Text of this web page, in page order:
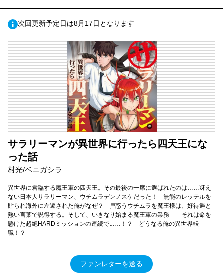
次回更新予定日は8月17日となります
サラリーマンが異世界に行ったら四天王にな
った話
村光/ベニガシラ
異世界に君臨する魔王軍の四天王。その最後の一席に選ばれたのは……冴え
ない日本人サラリーマン、ウチムラデンノスケだった！ 無能のレッテルを
貼られ海外に左遷された俺がなぜ？ 戸惑うウチムラを魔王様は、好待遇と
熱い言葉で説得する。そして、いきなり始まる魔王軍の業務――それは命を
懸けた超絶HARDミッションの連続で……！？ どうなる俺の異世界転
職！？
ファンレターを送る